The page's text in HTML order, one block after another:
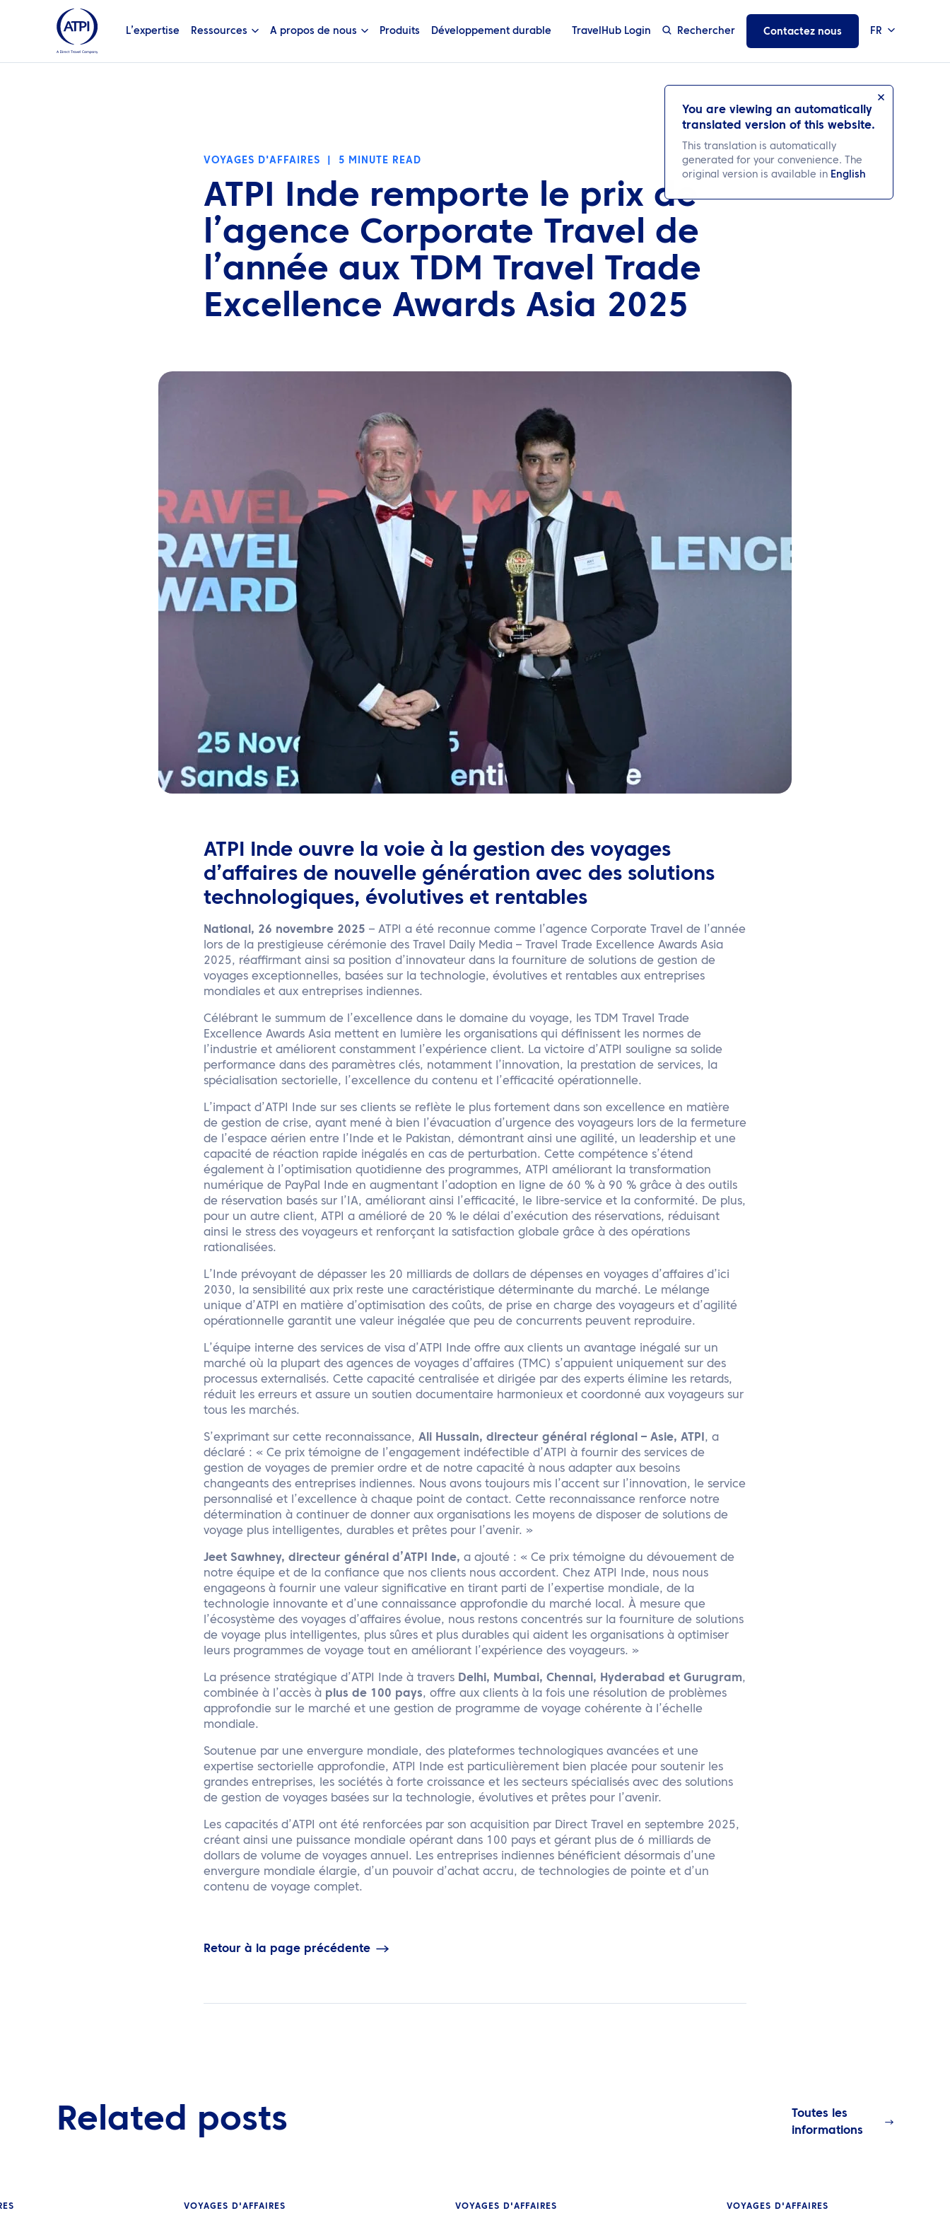
L’expertise Ressources A propos de nous Produits Développement durable TravelHub Login Rechercher Contactez nous FR
You are viewing an automatically
translated version of this website.
This translation is automatically
generated for your convenience. The
original version is available in English
VOYAGES D'AFFAIRES 5 MINUTE READ
ATPI Inde remporte le prix de
l’agence Corporate Travel de
l’année aux TDM Travel Trade
Excellence Awards Asia 2025
ATPI Inde ouvre la voie à la gestion des voyages
d’affaires de nouvelle génération avec des solutions
technologiques, évolutives et rentables
National, 26 novembre 2025 – ATPI a été reconnue comme l’agence Corporate Travel de l’année
lors de la prestigieuse cérémonie des Travel Daily Media – Travel Trade Excellence Awards Asia
2025, réaffirmant ainsi sa position d’innovateur dans la fourniture de solutions de gestion de
voyages exceptionnelles, basées sur la technologie, évolutives et rentables aux entreprises
mondiales et aux entreprises indiennes.
Célébrant le summum de l’excellence dans le domaine du voyage, les TDM Travel Trade
Excellence Awards Asia mettent en lumière les organisations qui définissent les normes de
l’industrie et améliorent constamment l’expérience client. La victoire d’ATPI souligne sa solide
performance dans des paramètres clés, notamment l’innovation, la prestation de services, la
spécialisation sectorielle, l’excellence du contenu et l’efficacité opérationnelle.
L’impact d’ATPI Inde sur ses clients se reflète le plus fortement dans son excellence en matière
de gestion de crise, ayant mené à bien l’évacuation d’urgence des voyageurs lors de la fermeture
de l’espace aérien entre l’Inde et le Pakistan, démontrant ainsi une agilité, un leadership et une
capacité de réaction rapide inégalés en cas de perturbation. Cette compétence s’étend
également à l’optimisation quotidienne des programmes, ATPI améliorant la transformation
numérique de PayPal Inde en augmentant l’adoption en ligne de 60 % à 90 % grâce à des outils
de réservation basés sur l’IA, améliorant ainsi l’efficacité, le libre-service et la conformité. De plus,
pour un autre client, ATPI a amélioré de 20 % le délai d’exécution des réservations, réduisant
ainsi le stress des voyageurs et renforçant la satisfaction globale grâce à des opérations
rationalisées.
L’Inde prévoyant de dépasser les 20 milliards de dollars de dépenses en voyages d’affaires d’ici
2030, la sensibilité aux prix reste une caractéristique déterminante du marché. Le mélange
unique d’ATPI en matière d’optimisation des coûts, de prise en charge des voyageurs et d’agilité
opérationnelle garantit une valeur inégalée que peu de concurrents peuvent reproduire.
L’équipe interne des services de visa d’ATPI Inde offre aux clients un avantage inégalé sur un
marché où la plupart des agences de voyages d’affaires (TMC) s’appuient uniquement sur des
processus externalisés. Cette capacité centralisée et dirigée par des experts élimine les retards,
réduit les erreurs et assure un soutien documentaire harmonieux et coordonné aux voyageurs sur
tous les marchés.
S’exprimant sur cette reconnaissance, Ali Hussain, directeur général régional – Asie, ATPI , a
déclaré : « Ce prix témoigne de l’engagement indéfectible d’ATPI à fournir des services de
gestion de voyages de premier ordre et de notre capacité à nous adapter aux besoins
changeants des entreprises indiennes. Nous avons toujours mis l’accent sur l’innovation, le service
personnalisé et l’excellence à chaque point de contact. Cette reconnaissance renforce notre
détermination à continuer de donner aux organisations les moyens de disposer de solutions de
voyage plus intelligentes, durables et prêtes pour l’avenir. »
Jeet Sawhney, directeur général d’ATPI Inde, a ajouté : « Ce prix témoigne du dévouement de
notre équipe et de la confiance que nos clients nous accordent. Chez ATPI Inde, nous nous
engageons à fournir une valeur significative en tirant parti de l’expertise mondiale, de la
technologie innovante et d’une connaissance approfondie du marché local. À mesure que
l’écosystème des voyages d’affaires évolue, nous restons concentrés sur la fourniture de solutions
de voyage plus intelligentes, plus sûres et plus durables qui aident les organisations à optimiser
leurs programmes de voyage tout en améliorant l’expérience des voyageurs. »
La présence stratégique d’ATPI Inde à travers Delhi, Mumbai, Chennai, Hyderabad et Gurugram,
combinée à l’accès à plus de 100 pays, offre aux clients à la fois une résolution de problèmes
approfondie sur le marché et une gestion de programme de voyage cohérente à l’échelle
mondiale.
Soutenue par une envergure mondiale, des plateformes technologiques avancées et une
expertise sectorielle approfondie, ATPI Inde est particulièrement bien placée pour soutenir les
grandes entreprises, les sociétés à forte croissance et les secteurs spécialisés avec des solutions
de gestion de voyages basées sur la technologie, évolutives et prêtes pour l’avenir.
Les capacités d’ATPI ont été renforcées par son acquisition par Direct Travel en septembre 2025,
créant ainsi une puissance mondiale opérant dans 100 pays et gérant plus de 6 milliards de
dollars de volume de voyages annuel. Les entreprises indiennes bénéficient désormais d’une
envergure mondiale élargie, d’un pouvoir d’achat accru, de technologies de pointe et d’un
contenu de voyage complet.
Retour à la page précédente
Related posts
Toutes les
informations
VOYAGES D'AFFAIRES VOYAGES D'AFFAIRES VOYAGES D'AFFAIRES